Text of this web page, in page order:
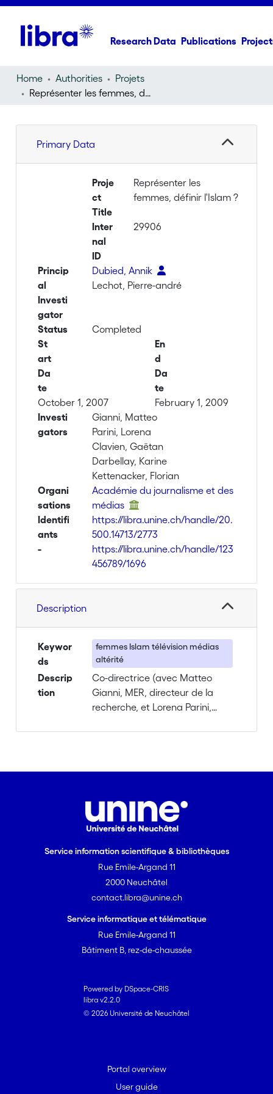
Research Data Publications
Home Authorities
Projets
Représenter les femmes, définir l'Islam ?
Primary Data
Proje
ct
Title
Représenter les
femmes, définir l'Islam ?
Inter
nal
ID
29906
Princip
al
Investi
gator
Dubied, Annik
Lechot, Pierre-andré
Status
Completed
St
art
Da
te
October 1, 2007
En
d
Da
te
February 1, 2009
Investi
gators
Gianni, Matteo
Parini, Lorena
Clavien, Gaëtan
Darbellay, Karine
Kettenacker, Florian
Organi
sations
Académie du journalisme et des
médias
Identifi
ants
https://libra.unine.ch/handle/20.
500.14713/2773
-
https://libra.unine.ch/handle/123
456789/1696
Description
Keywor
ds
femmes Islam télévision médias
altérité
Descrip
tion
Co-directrice (avec Matteo
Gianni, MER, directeur de la
recherche, et Lorena Parini,
romande, Fonds national suisse
de la Recherche scientifique
2009. Collaborateurs: Gaetan
Clavien, collaborateur
scientifique et Karine Darbellay,
assistante de recherche
publicité télévisuelle du projet de
E-learning "Hear and See", New
Swiss Virtual Campus Project,
Collaborateur: Pierre-André
Léchot, journaliste, co-directeur
de la télévision régionale
Service information scientifique & bibliothèques
Rue Emile-Argand 11
2000 Neuchâtel
contact.libra@unine.ch
Service informatique et télématique
Rue Emile-Argand 11
Bâtiment B, rez-de-chaussée
Powered by DSpace-CRIS
libra v2.2.0
© 2026 Université de Neuchâtel
Portal overview
User guide